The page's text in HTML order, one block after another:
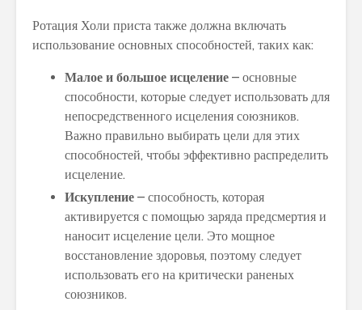
Ротация Холи приста также должна включать
использование основных способностей, таких как:
Малое и большое исцеление – основные
способности, которые следует использовать для
непосредственного исцеления союзников.
Важно правильно выбирать цели для этих
способностей, чтобы эффективно распределить
исцеление.
Искупление – способность, которая
активируется с помощью заряда предсмертия и
наносит исцеление цели. Это мощное
восстановление здоровья, поэтому следует
использовать его на критически раненых
союзников.